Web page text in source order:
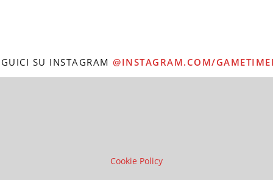
SU INSTAGRAM @INSTAGRAM.COM/
Cookie Policy